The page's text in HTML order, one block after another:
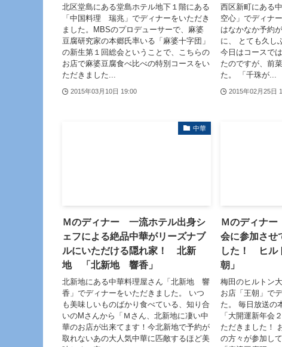
北区堂島にある堂島ホテル地下１階にある
「中国料理 瑞兆」でディナーをいただき
ました。MBSのプロデューサーで、麻婆
豆腐研究家の本郷氏率いる「麻婆十字団」
の新生第１回総会ということで、こちらの
お店で麻婆豆腐食べ比べの特別コースをい
ただきました...
2015年03月10日 19:00
西区新町にある
空心」でディナ
はなかなか予約
に、 とても久し
今日はコースで
たのですが、前
た。 「千珠が...
2015年02月25日
中華
Ｍのディナー 一流ホテル出身シ
ェフによる絶品中華がリーズナブ
ルにいただける隠れ家！ 北新
地 「北新地 響香」
北新地にある中華料理屋さん「北新地 響
香」でディナーをいただきました。 いつ
も美味しいものばかり食べている、知り合
いのMさんから「Ｍさん、北新地に凄い中
華のお店が出来てます！今北新地で予約が
取れないあの大人気中華に匹敵するほど美
Ｍのディナ
会に参加させ
した！ ヒル
朝」
梅田のヒルトン
お店「王朝」で
た。 毎日放送の
「大開運新年会
ただきました！
の方々が参加し